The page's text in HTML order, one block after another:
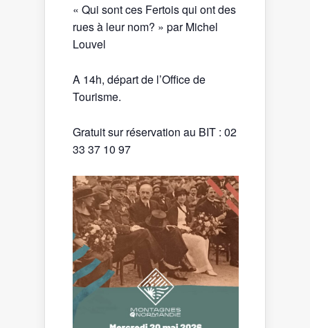
« Qui sont ces Fertois qui ont des
rues à leur nom? » par Michel
Louvel
A 14h, départ de l’Office de
Tourisme.
Gratuit sur réservation au BIT : 02
33 37 10 97